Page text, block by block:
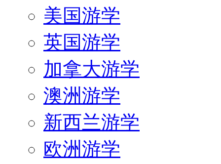
美国游学
英国游学
加拿大游学
澳洲游学
新西兰游学
欧洲游学